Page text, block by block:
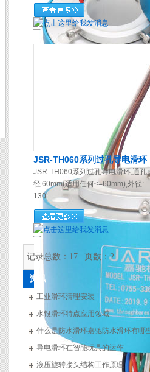
JSR-TH060系列过孔导电滑环
JSR-TH060系列过孔导电滑环,通孔
径 60mm(适用任何<=60mm),外径:
130...
记录总数：17 | 页数：2
资讯
工业滑环清理安装
水银滑环特点应用领域
什么是防水滑环嘉驰防水滑环有哪
导电滑环在智能玩具的运作
液压旋转接头结构工作原理